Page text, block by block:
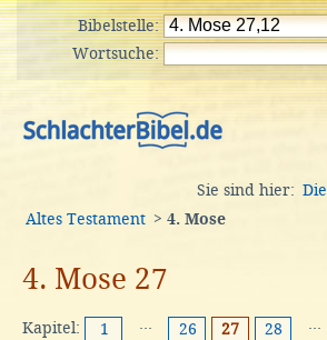
Bibelstelle:
Wortsuche:
Sie sind hier:
Altes Testament > 4. Mose
4. Mose 27
Kapitel: 1 ··· 26 27 28 ···